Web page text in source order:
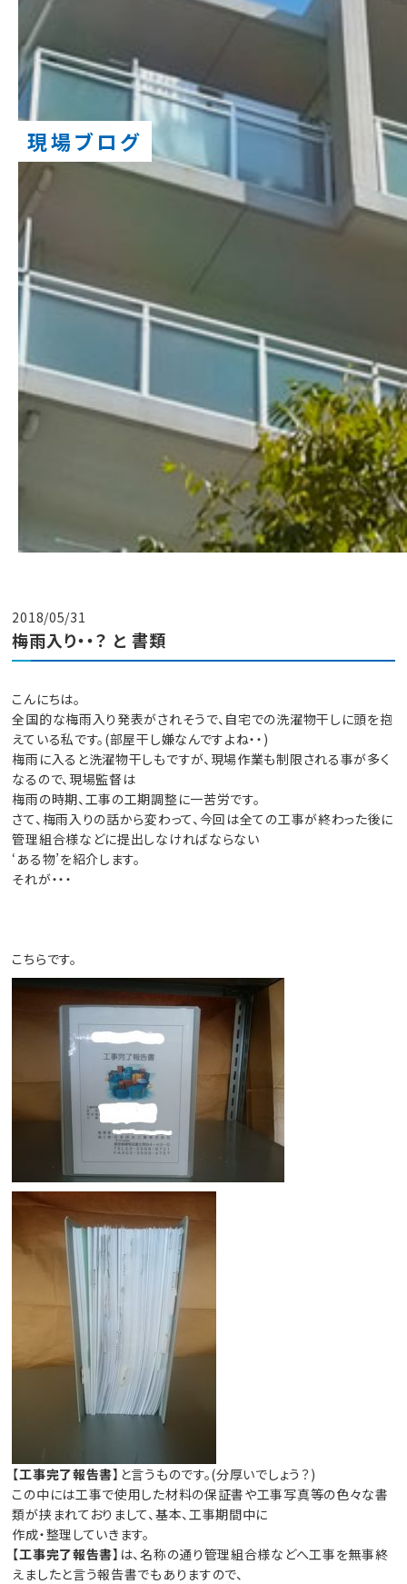
現場ブログ
2018/05/31
梅雨入り・・？ と 書類
こんにちは。
全国的な梅雨入り発表がされそうで、自宅での洗濯物干しに頭を抱
えている私です。(部屋干し嫌なんですよね・・)
梅雨に入ると洗濯物干しもですが、現場作業も制限される事が多く
なるので、現場監督は
梅雨の時期、工事の工期調整に一苦労です。
さて、梅雨入りの話から変わって、今回は全ての工事が終わった後に
管理組合様などに提出しなければならない
‘ある物’を紹介します。
それが・・・
こちらです。
【工事完了報告書】と言うものです。(分厚いでしょう？)
この中には工事で使用した材料の保証書や工事写真等の色々な書
類が挟まれておりまして、基本、工事期間中に
作成・整理していきます。
【工事完了報告書】は、名称の通り管理組合様などへ工事を無事終
えましたと言う報告書でもありますので、